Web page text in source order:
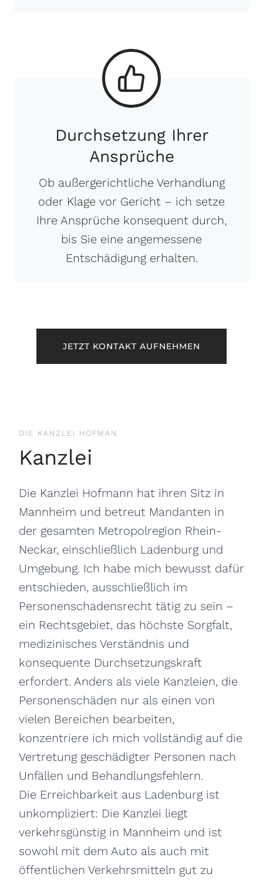
Durchsetzung Ihrer
Ansprüche
Ob außergerichtliche Verhandlung
oder Klage vor Gericht – ich setze
Ihre Ansprüche konsequent durch,
bis Sie eine angemessene
Entschädigung erhalten.
JETZT KONTAKT AUFNEHMEN
DIE KANZLEI HOFMAN
Kanzlei
Die Kanzlei Hofmann hat ihren Sitz in
Mannheim und betreut Mandanten in
der gesamten Metropolregion Rhein-
Neckar, einschließlich Ladenburg und
Umgebung. Ich habe mich bewusst dafür
entschieden, ausschließlich im
Personenschadensrecht tätig zu sein –
ein Rechtsgebiet, das höchste Sorgfalt,
medizinisches Verständnis und
konsequente Durchsetzungskraft
erfordert. Anders als viele Kanzleien, die
Personenschäden nur als einen von
vielen Bereichen bearbeiten,
konzentriere ich mich vollständig auf die
Vertretung geschädigter Personen nach
Unfällen und Behandlungsfehlern.
Die Erreichbarkeit aus Ladenburg ist
unkompliziert: Die Kanzlei liegt
verkehrsgünstig in Mannheim und ist
sowohl mit dem Auto als auch mit
öffentlichen Verkehrsmitteln gut zu